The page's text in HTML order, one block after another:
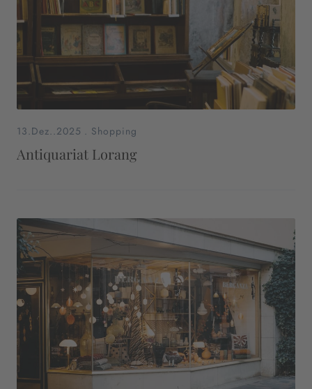
13.Dez..2025 . Shopping
Antiquariat Lorang